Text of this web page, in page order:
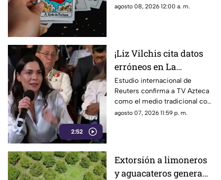
estos signos
agosto 08, 2026 12:00 a. m.
2:52
¡Liz Vilchis cita datos
erróneos en La
Mañanera: Estudio de
Reuters confirma
liderazgo de TV Azteca
en alcance y
Estudio internacional de
Reuters confirma a TV Azteca
como el medio tradicional con
mayor alcance y credibilidad
agosto 07, 2026 11:59 p. m.
Extorsión a limoneros
y aguacateros genera